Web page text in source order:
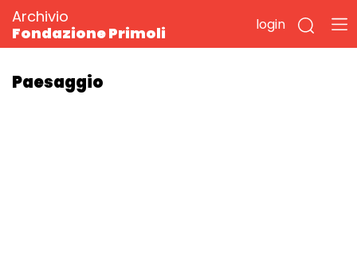
Archivio
Fondazione Primoli
login
Paesaggio